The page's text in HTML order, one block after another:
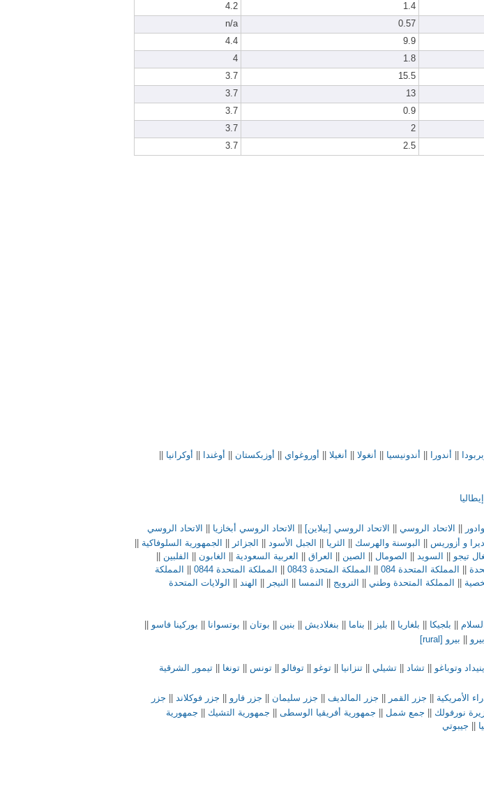
1.4
4.2
0.57
n/a
9.9
4.4
1.8
4
15.5
3.7
13
3.7
0.9
3.7
2
3.7
2.5
3.7
أندورا أندونيسيا أنغولا أنغيلا أوروغواي أوزبكستان أوغندا أوكرانيا
إيطاليا
الاتحاد الروسي الاتحاد الروسي [بيلاين] الاتحاد الروسي أبخازيا
الاتحاد الروسي
و أزوريس البوسنة والهرسك الثريا الجبل الأسود الجزائر الجمهورية السلوفاكية
تيجو السويد الصومال الصين العراق العربية السعودية الغابون الفلبين
المملكة المتحدة 084 المملكة المتحدة 0843 المملكة المتحدة 0844
المملكة
المملكة المتحدة وطني النرويج النمسا النيجر الهند
الولايات المتحدة
بلجيكا بلغاريا بليز بناما بنغلاديش بنين بوتان بوتسوانا بوركينا فاسو
بيرو بيرو [rural]
وتوباغو تشاد تشيلي تنزانيا توغو توفالو تونس تونغا تيمور الشرقية
الأمريكية جزر القمر جزر المالديف جزر سليمان جزر فارو جزر فوكلاند
جزر
نورفولك جمع شمل جمهورية أفريقيا الوسطى جمهورية التشيك
جمهورية
جيبوتي